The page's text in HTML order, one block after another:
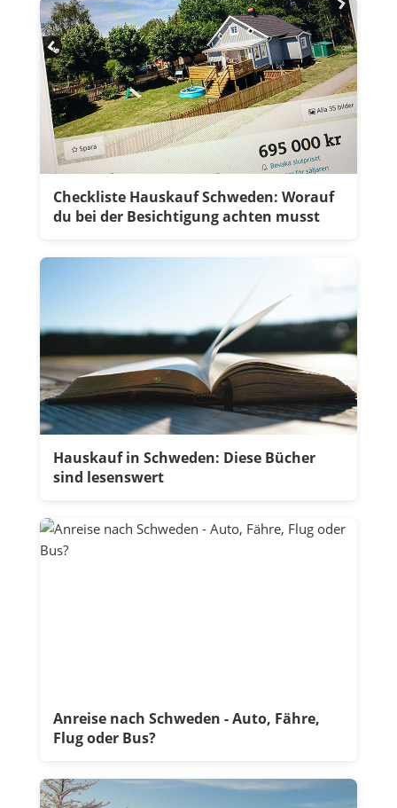
Checkliste Hauskauf Schweden: Worauf
du bei der Besichtigung achten musst
Hauskauf in Schweden: Diese Bücher
sind lesenswert
Anreise nach Schweden - Auto, Fähre,
Flug oder Bus?